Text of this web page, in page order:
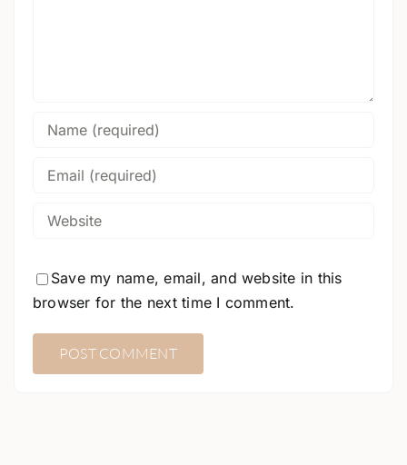
Save my name, email, and website in this
browser for the next time I comment.